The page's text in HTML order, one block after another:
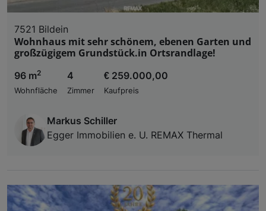
7521 Bildein
Wohnhaus mit sehr schönem, ebenen Garten und
großzügigem Grundstück.in Ortsrandlage!
96 m2
Wohnfläche
4
Zimmer
€ 259.000,00
Kaufpreis
Markus Schiller
Egger Immobilien e. U. REMAX Thermal